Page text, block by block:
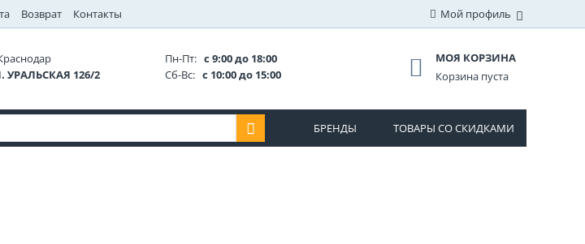
Возврат Контакты Мой профиль
УРАЛЬСКАЯ 126/2
Пн-Пт: с 9:00 до 18:00
Сб-Вс: с 10:00 до 15:00
МОЯ КОРЗИНА
Корзина пуста
БРЕНДЫ ТОВАРЫ СО СКИДКАМИ